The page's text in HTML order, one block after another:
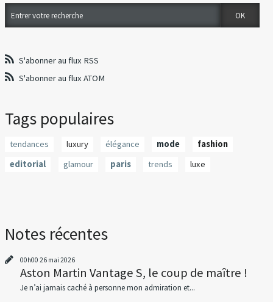
S'abonner au flux RSS
S'abonner au flux ATOM
Tags populaires
tendances luxury élégance mode
fashion
editorial
glamour paris trends luxe
Notes récentes
00h00 26 mai 2026
Aston Martin Vantage S, le coup de maître !
Je n’ai jamais caché à personne mon admiration et...